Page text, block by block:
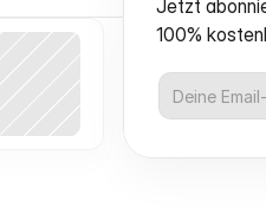
Jetzt
100%